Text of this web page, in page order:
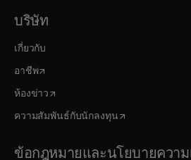
บริษัท
เกี่ยวกับ
อาชีพopens in a new tab
ห้องข่าว opens in a new tab
ความสัมพันธ์กับนักลงทุนopens in a new
ข้อกฎหมายและนโยบายควา